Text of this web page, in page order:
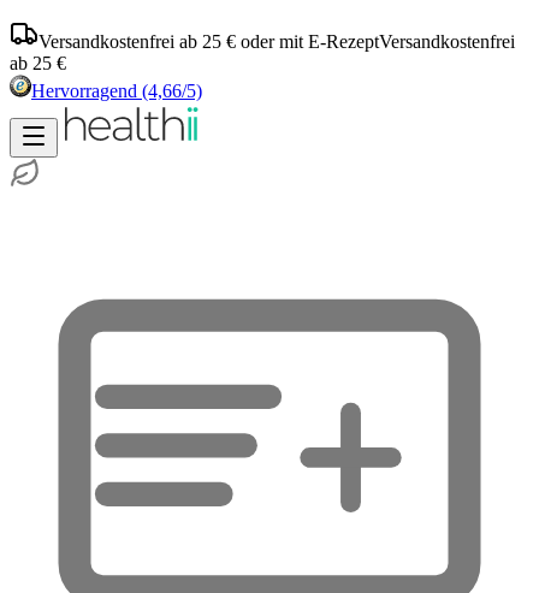
Versandkostenfrei ab 25 € oder mit E-RezeptVersandkostenfrei
ab 25 €
Hervorragend (4,66/5)